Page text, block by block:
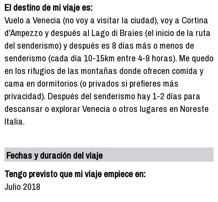
El destino de mi viaje es:
Vuelo a Venecia (no voy a visitar la ciudad), voy a Cortina
d'Ampezzo y después al Lago di Braies (el inicio de la ruta
del senderismo) y después es 8 días más o menos de
senderismo (cada día 10-15km entre 4-8 horas). Me quedo
en los rifugios de las montañas donde ofrecen comida y
cama en dormitorios (o privados si prefieres más
privacidad). Después del senderismo hay 1-2 días para
descansar o explorar Venecia o otros lugares en Noreste
Italia.
Fechas y duración del viaje
Tengo previsto que mi viaje empiece en:
Julio 2018